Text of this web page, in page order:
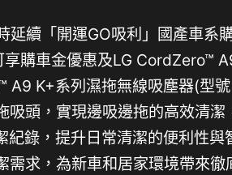
續「開運GO吸利」國產車系
購車金優惠及LG CordZero™
A9 K+系列濕拖無線吸塵器(型
吸頭，實現邊吸邊拖的高效清
紀錄，提升日常清潔的便利性
需求，為新車和居家環境帶來徹